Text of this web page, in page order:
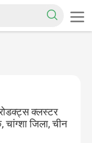
क्लस्टर
चांग्शा जिला, चीन